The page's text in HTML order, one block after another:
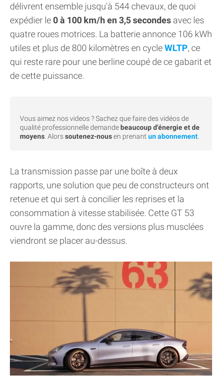
délivrent ensemble jusqu'à 544 chevaux, de quoi
expédier le0 à 100 km/h en 3,5 secondes avec les
quatre roues motrices. La batterie annonce 106 kWh
utiles et plus de 800 kilomètres en cycleWLTP, ce
qui reste rare pour une berline coupé de ce gabarit et
de cette puissance.
Vous aimez nos videos ? Sachez que faire des vidéos de
qualité professionnelle demandebeaucoup d'énergie et de
moyens . Alorssoutenez-nousen prenant un abonnement
La transmission passe par une boîte à deux
rapports, une solution que peu de constructeurs ont
retenue et qui sert à concilier les reprises et la
consommation à vitesse stabilisée. Cette GT 53
ouvre la gamme, donc des versions plus musclées
viendront se placer au-dessus.